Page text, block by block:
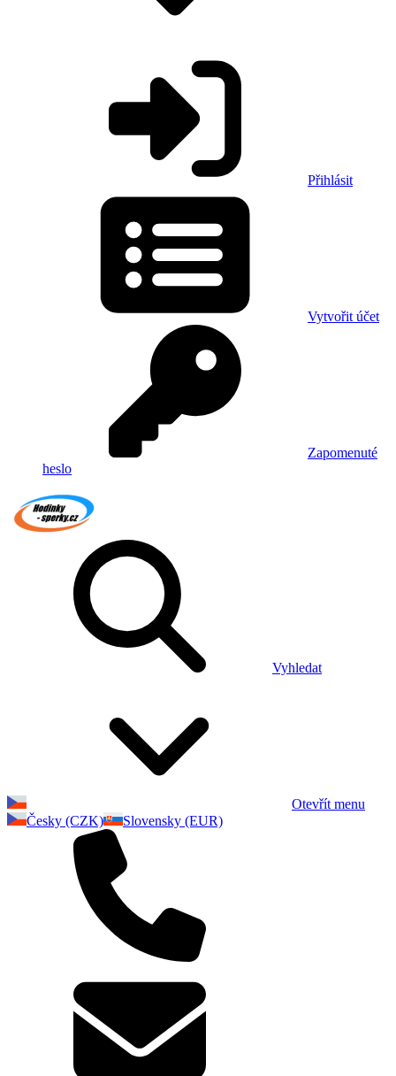
Přihlásit
Vytvořit účet
Zapomenuté
heslo
Vyhledat
Otevřít menu
Česky (CZK)
Slovensky (EUR)